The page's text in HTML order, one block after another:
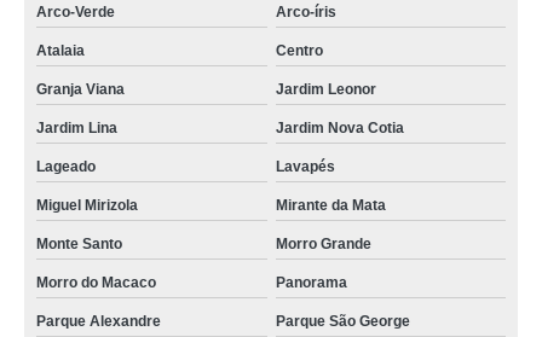
Arco-Verde
Arco-íris
Atalaia Centro
Granja Viana Jardim Leonor
Jardim Lina Jardim Nova Cotia
Lageado Lavapés
Miguel Mirizola Mirante da Mata
Monte Santo Morro Grande
Morro do Macaco Panorama
Parque Alexandre Parque São George